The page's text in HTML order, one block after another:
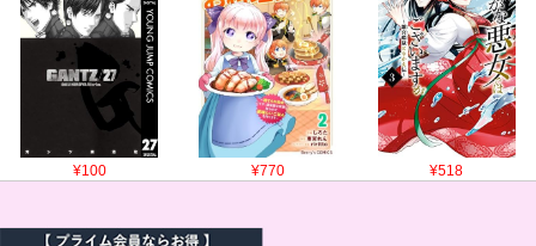
¥100 ¥770 ¥518